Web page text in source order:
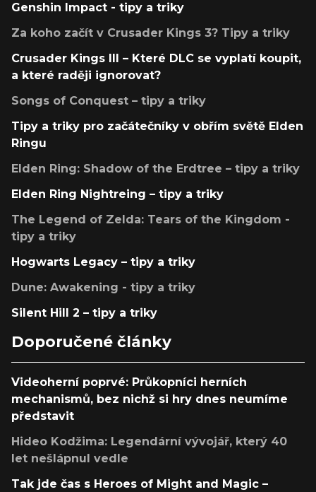
Genshin Impact - tipy a triky
Za koho začít v Crusader Kings 3? Tipy a triky
Crusader Kings III – Které DLC se vyplatí koupit,
a které raději ignorovat?
Songs of Conquest – tipy a triky
Tipy a triky pro začátečníky v obřím světě Elden
Ringu
Elden Ring: Shadow of the Erdtree – tipy a triky
Elden Ring Nightreing – tipy a triky
The Legend of Zelda: Tears of the Kingdom -
tipy a triky
Hogwarts Legacy – tipy a triky
Dune: Awakening - tipy a triky
Silent Hill 2 – tipy a triky
Doporučené články
Videoherní poprvé: Průkopníci herních
mechanismů, bez nichž si hry dnes neumíme
představit
Hideo Kodžima: Legendární vývojář, který 40
let nešlápnul vedle
Tak jde čas s Heroes of Might and Magic –